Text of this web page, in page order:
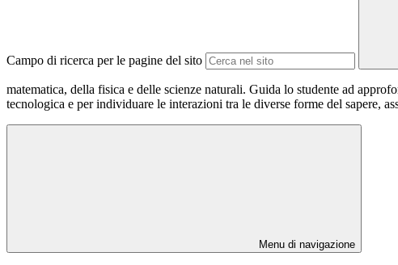
Campo di ricerca per le pagine del sito
matematica, della fisica e delle scienze naturali. Guida lo studente ad
tecnologica e per individuare le interazioni tra le diverse forme del sapere,
Menu di navigazione